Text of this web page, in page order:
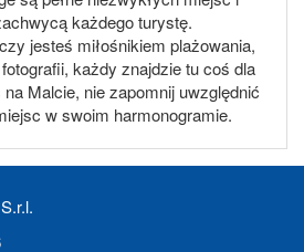
każdego turystę.
jesteś miłośnikiem plażowania,
każdy znajdzie tu coś dla
Malcie, nie zapomnij uwzględnić
w swoim harmonogramie.
S.r.l.